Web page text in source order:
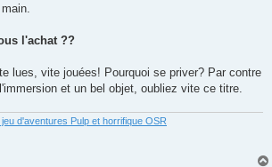
l'achat ??
lues, vite jouées! Pourquoi se priver? Par contre
et un bel objet, oubliez vite ce titre.
d'aventures Pulp et horrifique OSR